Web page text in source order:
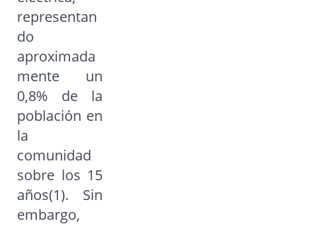
representan
do
aproximada
mente un
0,8% de la
población en
la
comunidad
sobre los 15
años(1). Sin
embargo,